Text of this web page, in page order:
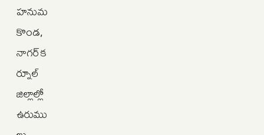
హనుమ
కొండ,
నాగర్‌క
ర్నూల్‌
జిల్లాల్లో
ఉరుము